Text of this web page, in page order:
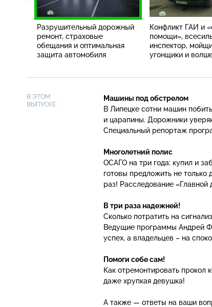
Разрушительный дорожный
ремонт, страховые
обещания и оптимальная
защита автомобиля
Конфликт ГАИ и
помощи»,
инспектор,
угонщики и
В ЭТОМ
ВЫПУСКЕ:
Машины под обстрелом
В Липецке сотни машин
и царапины. Дорожники
Специальный репортаж
Многолетний полис
ОСАГО на три года: купил и
готовы предложить не только
раз! Расследование «Главной
В три раза надежней!
Сколько потратить на
Ведущие программы Андрей
успех, а владельцев – на
Помоги себе сам!
Как отремонтировать прокол
даже хрупкая девушка!
А также — ответы на ваши